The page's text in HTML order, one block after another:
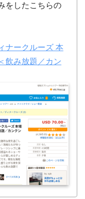
をしたこちらの
ナークルーズ 本
飲み放題／カン